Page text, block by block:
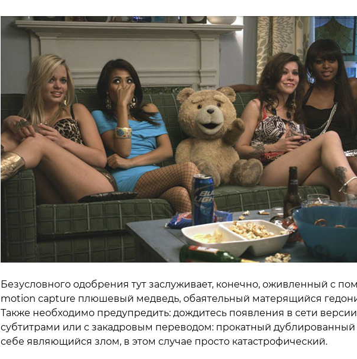
Безусловного одобрения тут заслуживает, конечно, оживленный с
motion capture плюшевый медведь, обаятельный матерящийся
Также необходимо предупредить: дождитесь появления в сети
субтитрами или с закадровым переводом: прокатный
себе являющийся злом, в этом случае просто катастрофический.